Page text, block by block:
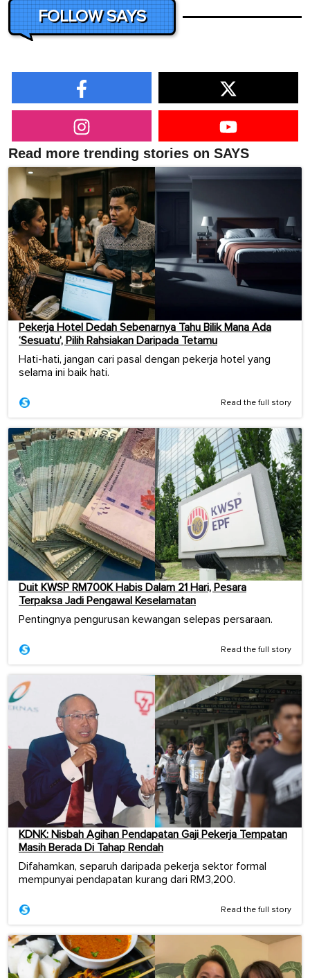
FOLLOW SAYS
Read more trending stories on SAYS
Pekerja Hotel Dedah Sebenarnya Tahu Bilik Mana Ada
‘Sesuatu’, Pilih Rahsiakan Daripada Tetamu
Hati-hati, jangan cari pasal dengan pekerja hotel yang
selama ini baik hati.
Read the full story
Duit KWSP RM700K Habis Dalam 21 Hari, Pesara
Terpaksa Jadi Pengawal Keselamatan
Pentingnya pengurusan kewangan selepas persaraan.
Read the full story
KDNK: Nisbah Agihan Pendapatan Gaji Pekerja Tempatan
Masih Berada Di Tahap Rendah
Difahamkan, separuh daripada pekerja sektor formal
mempunyai pendapatan kurang dari RM3,200.
Read the full story